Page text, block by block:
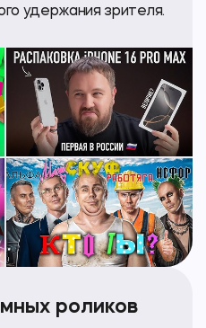
удержания зрителя.
роликов